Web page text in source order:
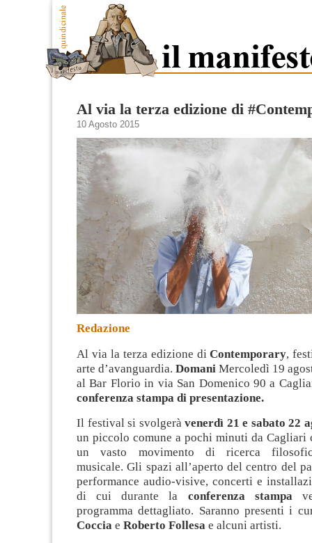
Al via la terza edizione di
10 Agosto 2015
Redazione
Al via la terza edizione diContemporary,
arte d’avanguardia. Domani Mercoledì 19
al Bar Florio in via San Domenico 90 a
conferenza stampa di presentazione.
Il festival si svolgeràvenerdì 21 e sabato 22
un piccolo comune a pochi minuti da Cagliari
un vasto movimento di ricerca
musicale. Gli spazi all’aperto del centro del
performance audio-visive, concerti e
di cui durante la conferenza stampa
programma dettagliato. Saranno presenti i
Coccia e Roberto Follesa e alcuni artisti.